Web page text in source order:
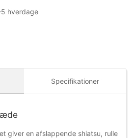
hverdage
Specifikationer
giver en afslappende shiatsu, rulle